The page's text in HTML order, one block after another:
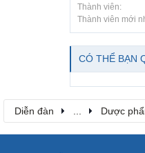
Thành viên:
Thành viên mới
CÓ THỂ BẠN
Diễn đàn Dược